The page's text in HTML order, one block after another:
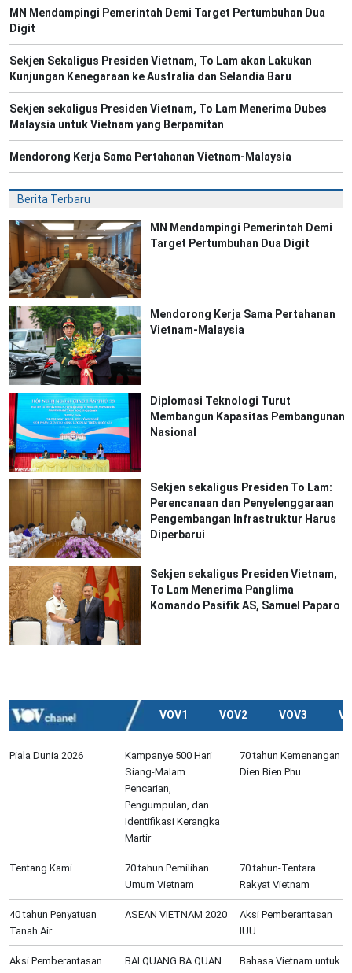
MN Mendampingi Pemerintah Demi Target Pertumbuhan Dua
Digit
Sekjen Sekaligus Presiden Vietnam, To Lam akan Lakukan
Kunjungan Kenegaraan ke Australia dan Selandia Baru
Sekjen sekaligus Presiden Vietnam, To Lam Menerima Dubes
Malaysia untuk Vietnam yang Berpamitan
Mendorong Kerja Sama Pertahanan Vietnam-Malaysia
Berita Terbaru
MN Mendampingi Pemerintah Demi
Target Pertumbuhan Dua Digit
Mendorong Kerja Sama Pertahanan
Vietnam-Malaysia
Diplomasi Teknologi Turut
Membangun Kapasitas Pembangunan
Nasional
Sekjen sekaligus Presiden To Lam:
Perencanaan dan Penyelenggaraan
Pengembangan Infrastruktur Harus
Diperbarui
Sekjen sekaligus Presiden Vietnam,
To Lam Menerima Panglima
Komando Pasifik AS, Samuel Paparo
VOV1 VOV2 VOV3
Piala Dunia 2026
Kampanye 500 Hari
Siang-Malam
Pencarian,
Pengumpulan, dan
Identifikasi Kerangka
Martir
70 tahun Kemenangan
Dien Bien Phu
Tentang Kami
70 tahun Pemilihan
Umum Vietnam
70 tahun-Tentara
Rakyat Vietnam
40 tahun Penyatuan
Tanah Air
ASEAN VIETNAM 2020
Aksi Pemberantasan
IUU
Aksi Pemberantasan
BAI QUANG BA QUAN
Bahasa Vietnam untuk